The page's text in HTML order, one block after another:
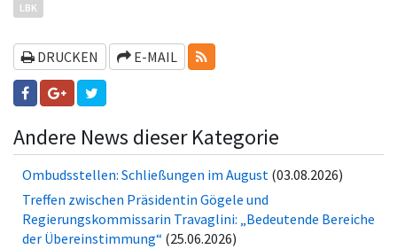
LBK
DRUCKEN E-MAIL RSS-FEEDS
Andere News dieser Kategorie
Ombudsstellen: Schließungen im August (03.08.2026)
Treffen zwischen Präsidentin Gögele und
Regierungskommissarin Travaglini: „Bedeutende Bereiche
der Übereinstimmung“ (25.06.2026)